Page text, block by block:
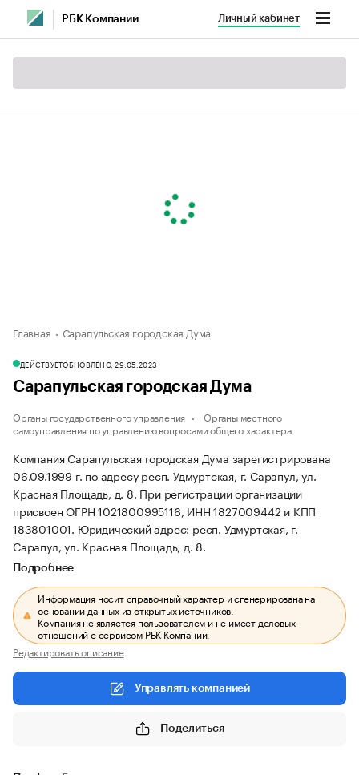
РБК Компании Личный кабинет
Главная Сарапульская городская Дума
ДЕЙСТВУЕТОБНОВЛЕНО, 29.05.2023
Сарапульская городская Дума
Органы государственного управления
Органы местного
самоуправления по управлению вопросами общего характера
Компания Сарапульская городская Дума зарегистрирована
06.09.1999 г. по адресу респ. Удмуртская, г. Сарапул, ул.
Красная Площадь, д. 8. При регистрации организации
присвоен ОГРН 1021800995116, ИНН 1827009442 и КПП
183801001. Юридический адрес: респ. Удмуртская, г.
Сарапул, ул. Красная Площадь, д. 8.
Подробнее
Информация носит справочный характер и сгенерирована на
основании данных из открытых источников.
Компания не является пользователем и не имеет деловых
отношений с сервисом РБК Компании.
Редактировать описание
Управлять компанией
Поделиться